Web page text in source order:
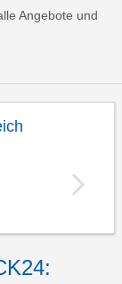
Angebote und